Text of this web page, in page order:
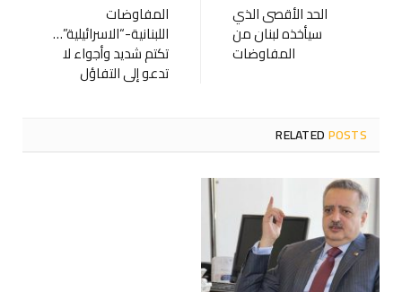
الحد الأقصى الذي
سيأخذه لبنان من
المفاوضات
المفاوضات
اللبنانية-“الاسرائيلية”…
تكتم شديد وأجواء لا
تدعو إلى التفاؤل
RELATEDPOSTS